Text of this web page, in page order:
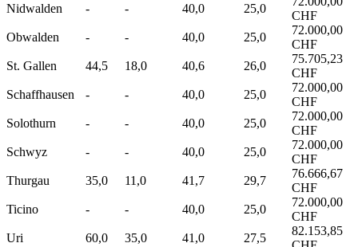
Nidwalden
- - 40,0 25,0
CHF
Obwalden
- - 40,0 25,0
72.000,00
CHF
St. Gallen
44,5 18,0 40,6 26,0
75.705,23
CHF
Schaffhausen
- - 40,0 25,0
72.000,00
CHF
Solothurn
- - 40,0 25,0
72.000,00
CHF
Schwyz
- - 40,0 25,0
72.000,00
CHF
Thurgau
35,0 11,0 41,7 29,7
76.666,67
CHF
Ticino
- - 40,0 25,0
72.000,00
CHF
Uri
60,0 35,0 41,0 27,5
82.153,85